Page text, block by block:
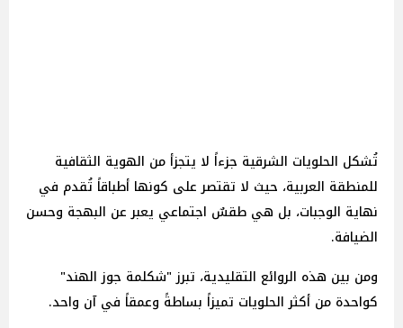
تُشكل الحلويات الشرقية جزءاً لا يتجزأ من الهوية الثقافية
للمنطقة العربية، حيث لا تقتصر على كونها أطباقاً تُقدم في
نهاية الوجبات، بل هي طقسٌ اجتماعي يعبر عن البهجة وحسن
الضيافة.
ومن بين هذه الروائع التقليدية، تبرز "شكلمة جوز الهند"
كواحدة من أكثر الحلويات تميزاً بساطةً وعمقاً في آن واحد.